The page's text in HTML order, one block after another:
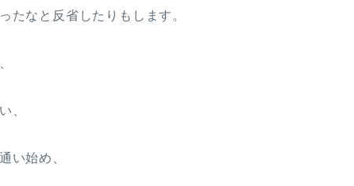
たなと反省したりもします。
、
い始め、